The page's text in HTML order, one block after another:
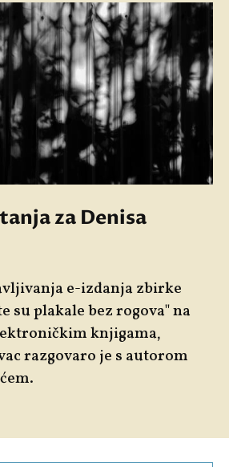
za Denisa
e-izdanja zbirke
su plakale bez rogova" na
knjigama,
razgovaro je s autorom